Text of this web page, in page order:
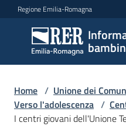
Vai al contenuto
Vai alla navigazione
Vai al footer
Regione Emilia-Romagna
Informa
famiglie
e
bambini
Home / Unione dei
Verso l'adolescenza /
I centri giovani dell'Unione